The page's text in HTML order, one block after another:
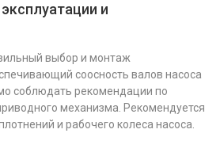
и
выбор и монтаж
соосность валов насоса
соблюдать рекомендации по
механизма. Рекомендуется
и рабочего колеса насоса.